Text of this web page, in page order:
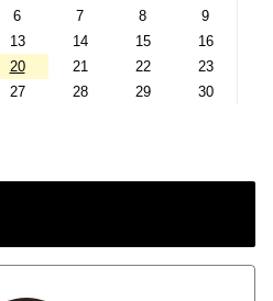
6 7 8
9
13 14 15
16
20 21 22
23
27 28 29 30